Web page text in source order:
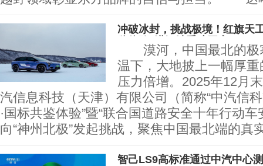
冲破冰封，挑战极境！红旗天
漠河，中国最北的极
温下，大地披上一幅厚
压力倍增。2025年12月
汽信息科技（天津）有限公司（简称“中汽信
·国标共鉴体验”暨“联合国道路安全十年行动车
向“神州北极”发起挑战，聚焦中国最北端的真
智己LS9高标准通过中汽中心